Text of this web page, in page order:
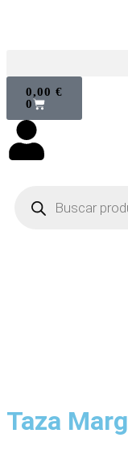
0,00 €
0
Taza